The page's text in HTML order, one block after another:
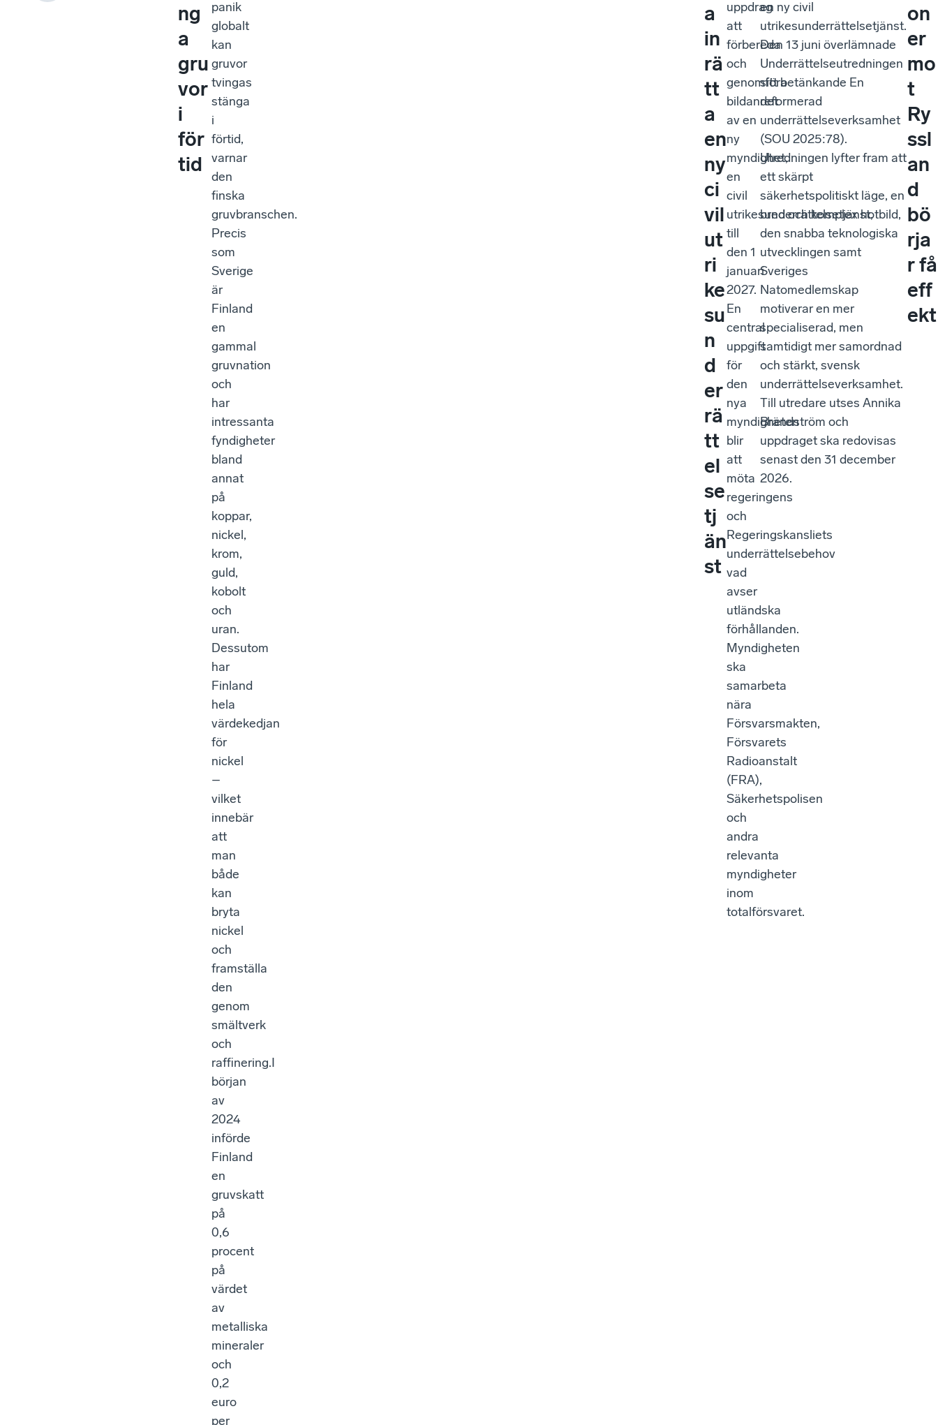
ng
a
gru
vor
i
för
tid
panik
globalt
kan
gruvor
tvingas
stänga
i
förtid,
varnar
den
finska
gruvbranschen.
Precis
som
Sverige
är
Finland
en
gammal
gruvnation
och
har
intressanta
fyndigheter
bland
annat
på
koppar,
nickel,
krom,
guld,
kobolt
och
uran.
Dessutom
har
Finland
hela
värdekedjan
för
nickel
–
vilket
innebär
att
man
både
kan
bryta
nickel
och
framställa
den
genom
smältverk
och
raffinering.I
början
av
2024
införde
Finland
en
gruvskatt
på
0,6
procent
på
värdet
av
metalliska
mineraler
och
0,2
euro
per
a
in
rä
tt
a
en
ny
ci
vil
ut
ri
ke
su
n
d
er
rä
tt
el
se
tj
än
st
uppdrag
att
förbereda
och
genomföra
bildandet
av en
ny
myndighet,
en
civil
utrikesunderrättelsetjänst,
till
den 1
januari
2027.
En
central
uppgift
för
den
nya
myndigheten
blir
att
möta
regeringens
och
Regeringskansliets
underrättelsebehov
vad
avser
utländska
förhållanden.
Myndigheten
ska
samarbeta
nära
Försvarsmakten,
Försvarets
Radioanstalt
(FRA),
Säkerhetspolisen
och
andra
relevanta
myndigheter
inom
totalförsvaret.
en ny civil
utrikesunderrättelsetjänst.
Den 13 juni överlämnade
Underrättelseutredningen
sitt betänkande En
reformerad
underrättelseverksamhet
(SOU 2025:78).
Utredningen lyfter fram att
ett skärpt
säkerhetspolitiskt läge, en
bred och komplex hotbild,
den snabba teknologiska
utvecklingen samt
Sveriges
Natomedlemskap
motiverar en mer
specialiserad, men
samtidigt mer samordnad
och stärkt, svensk
underrättelseverksamhet.
Till utredare utses Annika
Brändström och
uppdraget ska redovisas
senast den 31 december
2026.
on
er
mo
t
Ry
ssl
an
d
bö
rja
r få
eff
ekt